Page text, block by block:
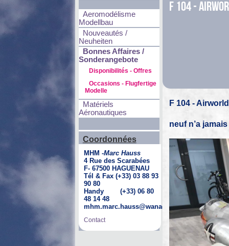
Aeromodélisme
Modellbau
Nouveautés /
Neuheiten
Bonnes Affaires /
Sonderangebote
Disponibilités - Offres
Occasions - Flugfertige
Modelle
Matériels
Aéronautiques
Coordonnées
MHM -Marc Hauss
4 Rue des Scarabées
F- 67500 HAGUENAU
Tél & Fax (+33) 03 88 93
90 80
Handy (+33) 06 80
48 14 48
mhm.marc.hauss@wanadoo.fr
Contact
F 104 -
F 104 -
neuf n’a